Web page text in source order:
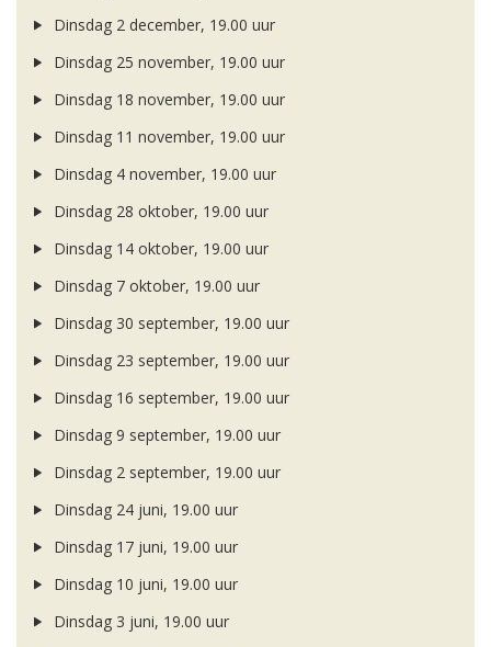
Dinsdag 2 december, 19.00 uur
Dinsdag 25 november, 19.00 uur
Dinsdag 18 november, 19.00 uur
Dinsdag 11 november, 19.00 uur
Dinsdag 4 november, 19.00 uur
Dinsdag 28 oktober, 19.00 uur
Dinsdag 14 oktober, 19.00 uur
Dinsdag 7 oktober, 19.00 uur
Dinsdag 30 september, 19.00 uur
Dinsdag 23 september, 19.00 uur
Dinsdag 16 september, 19.00 uur
Dinsdag 9 september, 19.00 uur
Dinsdag 2 september, 19.00 uur
Dinsdag 24 juni, 19.00 uur
Dinsdag 17 juni, 19.00 uur
Dinsdag 10 juni, 19.00 uur
Dinsdag 3 juni, 19.00 uur